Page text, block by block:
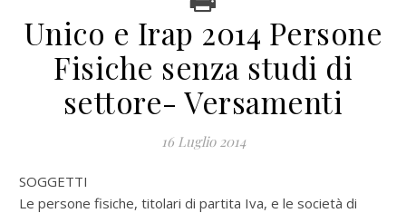
Unico e Irap 2014 Persone
Fisiche senza studi di
settore- Versamenti
16 Luglio 2014
SOGGETTI
Le persone fisiche, titolari di partita Iva, e le società di